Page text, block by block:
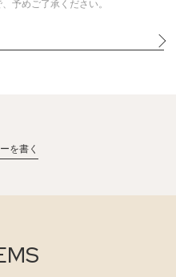
予めご了承ください。
を書く